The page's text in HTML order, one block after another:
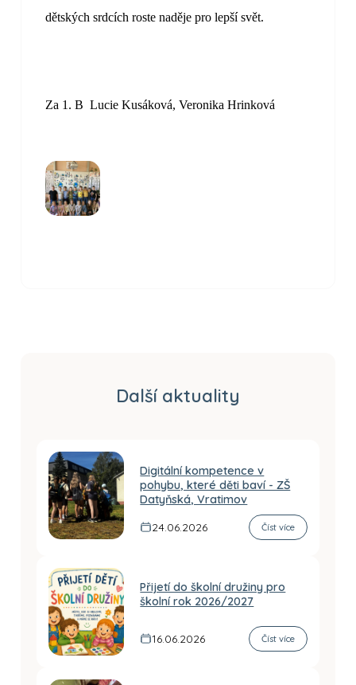
dětských srdcích roste naděje pro lepší svět.
Za 1. B Lucie Kusáková, Veronika Hrinková
Další aktuality
Digitální kompetence v
pohybu, které děti baví - ZŠ
Datyňská, Vratimov
24.06.2026
Číst více
Přijetí do školní družiny pro
školní rok 2026/2027
16.06.2026 Číst více